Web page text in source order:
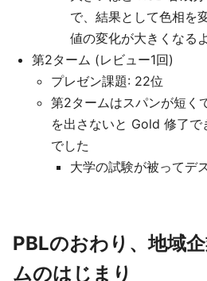
で、結果として色相を
値の変化が大きくなる
第2ターム (レビュー1回)
プレゼン課題: 22位
第2タームはスパンが短く
を出さないと Gold 修了
でした
大学の試験が被ってデ
PBLのおわり、地域
ムのはじまり